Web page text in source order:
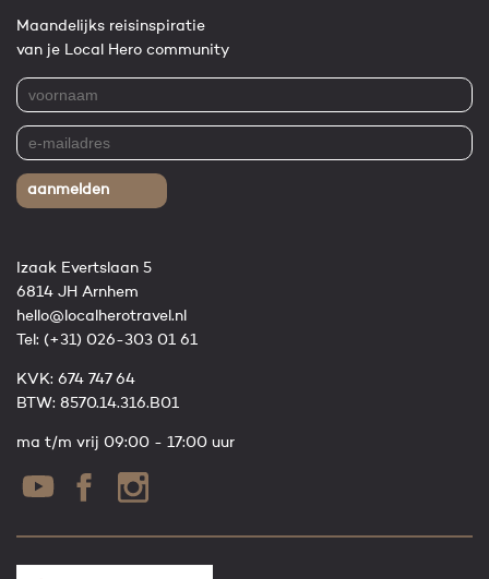
Maandelijks reisinspiratie
van je Local Hero community
aanmelden
Izaak Evertslaan 5
6814 JH Arnhem
hello@localherotravel.nl
Tel: (+31) 026-303 01 61
KVK: 674 747 64
BTW: 8570.14.316.B01
ma t/m vrij 09:00 - 17:00 uur